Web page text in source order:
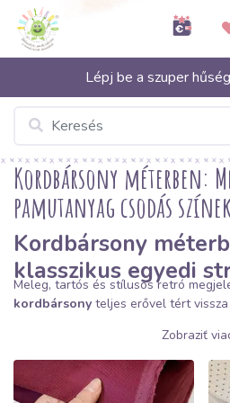
Lépj be a szuper
Kordbársony méterben:
pamutanyag csodás
Kordbársony
klasszikus egyedi
Meleg, tartós és stílusos retró
kordbársony teljes erővel tért
hosszanti bordás szövet
ismert, így ideális választás az őszi
Miért válassza a
Zobraziť